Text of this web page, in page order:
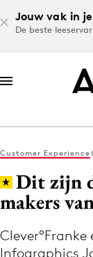
Jouw vak in
De beste
Log in
Volg het
Customer Experience
Dit zijn
makers
Clever°Franke
Infographics